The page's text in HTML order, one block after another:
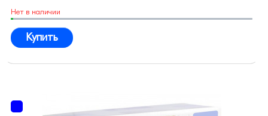
Нет в наличии
Купить